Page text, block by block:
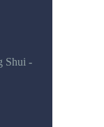
Shui -